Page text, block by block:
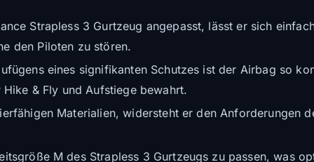
Strapless 3 Gurtzeug angepasst, lässt er sich
den Piloten zu stören.
eines signifikanten Schutzes ist der Airbag so
& Fly und Aufstiege bewahrt.
Materialien, widersteht er den Anforderungen
M des Strapless 3 Gurtzeugs zu passen, was